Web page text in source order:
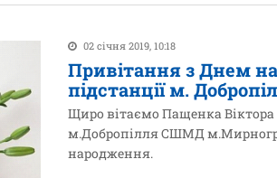
02 січня 2019, 10:18
Привітання з Днем
підстанції м.
Щиро вітаємо Пащенка Віктора
м.Добропілля СШМД
народження.